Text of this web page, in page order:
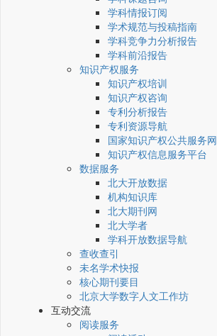
学科情报订阅
学术规范与投稿指南
学科竞争力分析报告
学科前沿报告
知识产权服务
知识产权培训
知识产权咨询
专利分析报告
专利资源导航
国家知识产权公共服务网
知识产权信息服务平台
数据服务
北大开放数据
机构知识库
北大期刊网
北大学者
学科开放数据导航
查收查引
未名学术快报
核心期刊要目
北京大学数字人文工作坊
互动交流
阅读服务